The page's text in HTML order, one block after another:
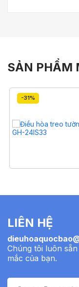
SẢN PHẨM
-31%
LIÊN HỆ
Chúng tôi luôn
mắc của bạn.